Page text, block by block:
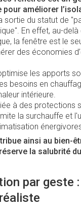
pour améliorer
sortie du statut de
En effet, au-
la fenêtre est le
des économies
les apports
besoins en
intérieure.
à des protections
la surchauffe et
ainsi au bien-
la salubrité
par geste